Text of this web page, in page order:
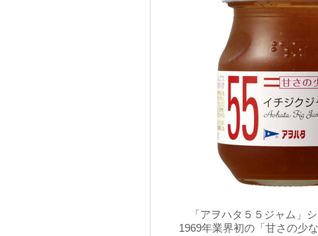
「アヲハタ５５ジャム」
1969年業界初の「甘さの少